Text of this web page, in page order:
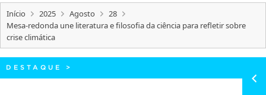
PORTARIAS
TELEFONES
Início 2025 Agosto
28
Mesa-redonda une literatura e filosofia da ciência para refletir sobre
crise climática
DESTAQUE >